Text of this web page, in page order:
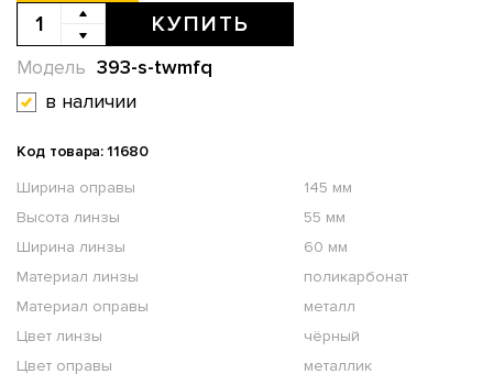
КУПИТЬ
393-s-twmfq
Модель
в наличии
Код товара: 11680
Ширина оправы
145 мм
Высота линзы
55 мм
Ширина линзы
60 мм
Материал линзы
поликарбонат
Материал оправы
металл
Цвет линзы
чёрный
Цвет оправы
металлик